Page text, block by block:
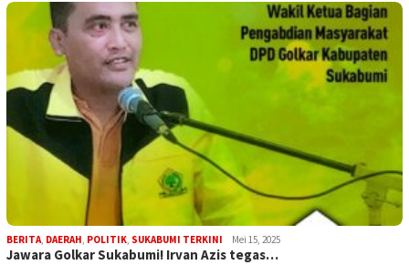
BERITA, DAERAH, POLITIK, SUKABUMI TERKINI Mei 15, 2025
Jawara Golkar Sukabumi! Irvan Azis tegas…